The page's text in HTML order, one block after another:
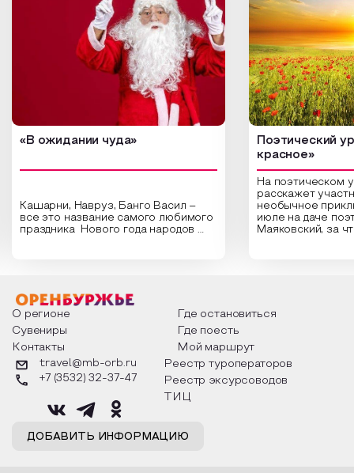
«В ожидании чуда»
Кашарни, Навруз, Банго Васил –
все это название самого любимого
праздника Нового года народов
о том, как встречают новый год в
разных уголках страны, какие
обряды совершают на удачу и
благополучие, в чем схожи и
различаются традиции. Кто такой
Дед Мороз и откуда он пришел, как
его называют в разных уголках
страны и как появились елочные
Поэтический
красное»
На поэтическом
расскажет
необычное
июле на даче
Маяковский, за
Твардовского и
каждой строчке
восхищение
яркому времени
О регионе
Где остановиться
Сувениры
Где поесть
Контакты
Мой маршрут
ДОБАВИТЬ ИНФОРМАЦИЮ
travel@mb-orb.ru
+7 (3532) 32-37-47
Реестр туроператоров
Реестр эксурсоводов
ТИЦ